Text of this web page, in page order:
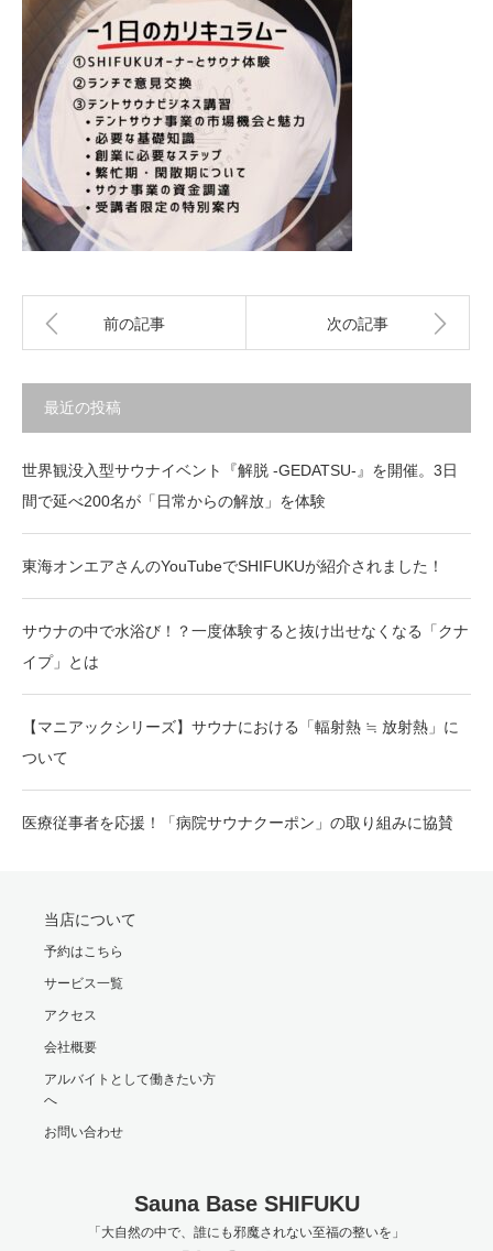
前の記事 次の記事
最近の投稿
世界観没入型サウナイベント『解脱 -GEDATSU-』を開催。3日
間で延べ200名が「日常からの解放」を体験
東海オンエアさんのYouTubeでSHIFUKUが紹介されました！
サウナの中で水浴び！？一度体験すると抜け出せなくなる「クナ
イプ」とは
【マニアックシリーズ】サウナにおける「輻射熱 ≒ 放射熱」に
ついて
医療従事者を応援！「病院サウナクーポン」の取り組みに協賛
当店について
予約はこちら
サービス一覧
アクセス
会社概要
アルバイトとして働きたい方
へ
お問い合わせ
Sauna Base SHIFUKU
「大自然の中で、誰にも邪魔されない至福の整いを」